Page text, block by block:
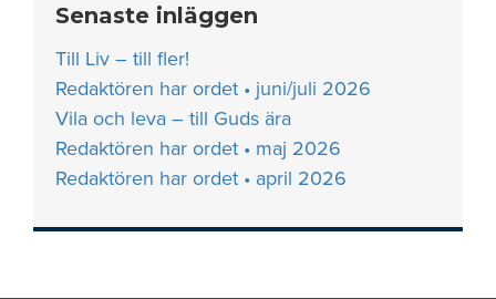
Senaste inläggen
Till Liv – till fler!
Redaktören har ordet • juni/juli 2026
Vila och leva – till Guds ära
Redaktören har ordet • maj 2026
Redaktören har ordet • april 2026